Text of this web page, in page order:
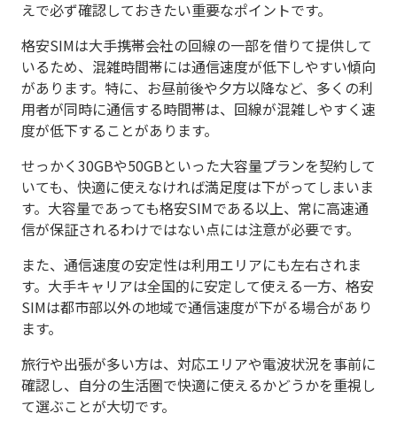
えで必ず確認しておきたい重要なポイントです。
格安SIMは大手携帯会社の回線の一部を借りて提供して
いるため、混雑時間帯には通信速度が低下しやすい傾向
があります。特に、お昼前後や夕方以降など、多くの利
用者が同時に通信する時間帯は、回線が混雑しやすく速
度が低下することがあります。
せっかく30GBや50GBといった大容量プランを契約して
いても、快適に使えなければ満足度は下がってしまいま
す。大容量であっても格安SIMである以上、常に高速通
信が保証されるわけではない点には注意が必要です。
また、通信速度の安定性は利用エリアにも左右されま
す。大手キャリアは全国的に安定して使える一方、格安
SIMは都市部以外の地域で通信速度が下がる場合があり
ます。
旅行や出張が多い方は、対応エリアや電波状況を事前に
確認し、自分の生活圏で快適に使えるかどうかを重視し
て選ぶことが大切です。